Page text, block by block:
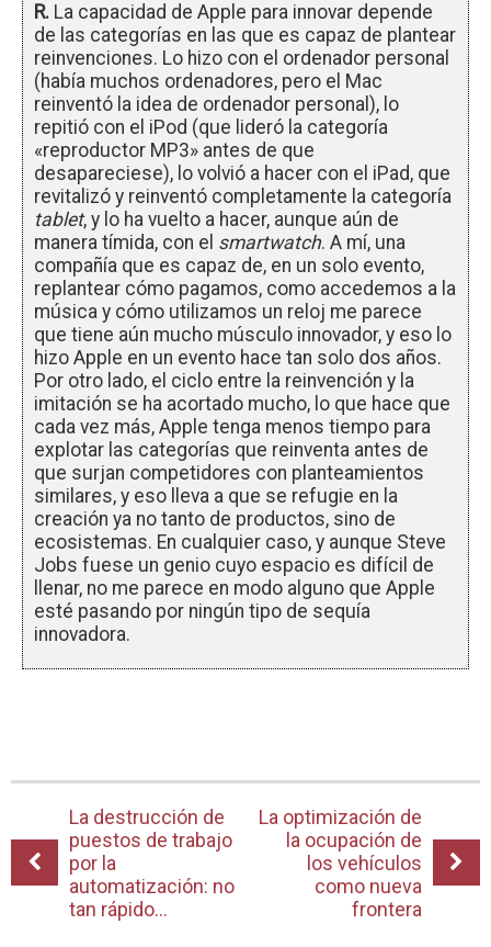
R. La capacidad de Apple para innovar depende
de las categorías en las que es capaz de plantear
reinvenciones. Lo hizo con el ordenador personal
(había muchos ordenadores, pero el Mac
reinventó la idea de ordenador personal), lo
repitió con el iPod (que lideró la categoría
«reproductor MP3» antes de que
desapareciese), lo volvió a hacer con el iPad, que
revitalizó y reinventó completamente la categoría
tablet, y lo ha vuelto a hacer, aunque aún de
manera tímida, con el smartwatch. A mí, una
compañía que es capaz de, en un solo evento,
replantear cómo pagamos, como accedemos a la
música y cómo utilizamos un reloj me parece
que tiene aún mucho músculo innovador, y eso lo
hizo Apple en un evento hace tan solo dos años.
Por otro lado, el ciclo entre la reinvención y la
imitación se ha acortado mucho, lo que hace que
cada vez más, Apple tenga menos tiempo para
explotar las categorías que reinventa antes de
que surjan competidores con planteamientos
similares, y eso lleva a que se refugie en la
creación ya no tanto de productos, sino de
ecosistemas. En cualquier caso, y aunque Steve
Jobs fuese un genio cuyo espacio es difícil de
llenar, no me parece en modo alguno que Apple
esté pasando por ningún tipo de sequía
innovadora.
La destrucción de
puestos de trabajo
por la
automatización: no
tan rápido…
La optimización de
la ocupación de
los vehículos
como nueva
frontera